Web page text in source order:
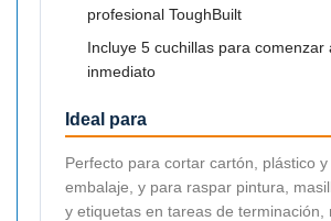
profesional ToughBuilt
Incluye 5 cuchillas para comenzar
inmediato
Ideal para
Perfecto para cortar cartón, plástico
embalaje, y para raspar pintura,
y etiquetas en tareas de terminación,